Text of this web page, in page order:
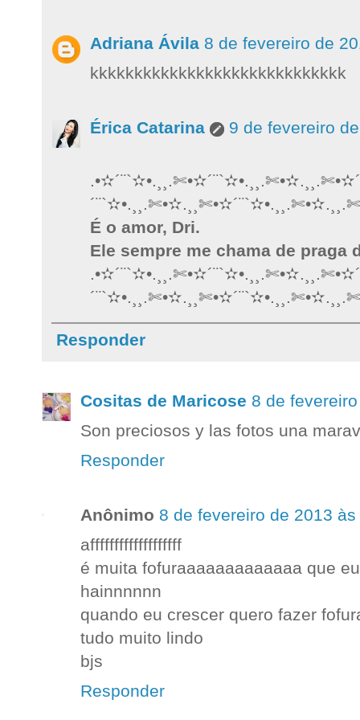
Adriana Ávila 8 de fevereiro de
kkkkkkkkkkkkkkkkkkkkkkkkkkkkk
Érica Catarina 9 de fevereiro
É o amor, Dri.
Ele sempre me chama de
Responder
Cositas de Maricose 8 de
Son preciosos y las fotos una
Responder
Anônimo 8 de fevereiro de 2013
afffffffffffffffffff
é muita fofuraaaaaaaaaaaaa que
hainnnnnn
quando eu crescer quero fazer
tudo muito lindo
bjs
Responder